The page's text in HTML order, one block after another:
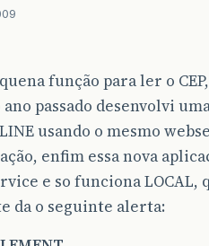
função para ler o
passado desenvolvi
usando o mesmo
enfim essa nova
e so funciona LOCAL,
da o seguinte alerta: